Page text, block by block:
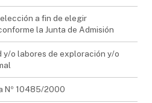
a fin de elegir
la Junta de Admisión
y/o labores de exploración y/o
Nº 10485/2000